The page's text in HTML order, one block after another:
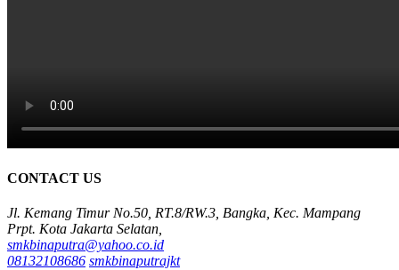
CONTACT US
Jl. Kemang Timur No.50, RT.8/RW.3, Bangka, Kec. Mampang
Prpt. Kota Jakarta Selatan,
smkbinaputra@yahoo.co.id
08132108686 smkbinaputrajkt